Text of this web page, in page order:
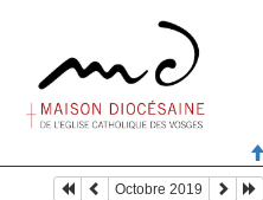
Octobre 2019